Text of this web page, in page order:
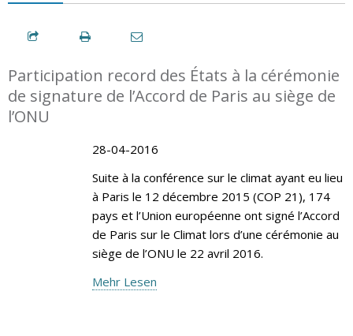
Participation record des États à la cérémonie
de signature de l’Accord de Paris au siège de
l’ONU
28-04-2016
Suite à la conférence sur le climat ayant eu lieu
à Paris le 12 décembre 2015 (COP 21), 174
pays et l’Union européenne ont signé l’Accord
de Paris sur le Climat lors d’une cérémonie au
siège de l’ONU le 22 avril 2016.
Mehr Lesen